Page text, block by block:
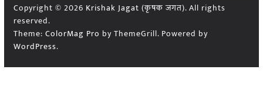
Copyright © 2026 Krishak Jagat (कृषक जगत). All rights
reserved.
Theme: ColorMag Pro by ThemeGrill. Powered by
WordPress.